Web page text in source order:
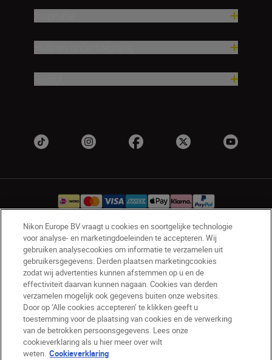
NL Nikon Sites
Contact opnemen
Privacyverklaring
Gebruiksvoorwaarden
Nikon Store - Algemene voorwaarden
Cookieverklaring
Toegankelijkheid
Cookie-instellingen
© 2026 Nikon
Nikon Europe BV vraagt u cookies en soortgelijke technologie
voor analyse- en marketingdoeleinden te accepteren. Wij
gebruiken analysecookies om informatie te verzamelen uit
gebruikersgegevens. Derden plaatsen marketingcookies
zodat wij advertenties kunnen afstemmen op u en de
effectiviteit daarvan kunnen nagaan. Cookies van derden
verzamelen mogelijk ook gegevens buiten onze websites.
Door op ‘Alle cookies accepteren’ te klikken geeft u
toestemming voor de plaatsing van cookies en de verwerking
van de betrokken persoonsgegevens. Lees onze
cookieverklaring als u hier meer over wilt
weten. Cookieverklaring